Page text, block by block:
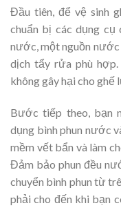
Đầu tiên, để vệ sinh
chuẩn bị các dụng cụ
nước, một nguồn
dịch tẩy rửa phù
không gây hại cho ghế
Bước tiếp theo, bạn
dụng bình phun nước
mềm vết bẩn và làm
Đảm bảo phun đều
chuyển bình phun từ
phải cho đến khi bạn